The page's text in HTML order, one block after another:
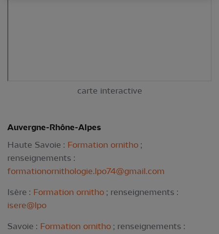
carte interactive
Auvergne-Rhône-Alpes
Haute Savoie : Formation ornitho ;
renseignements :
formationornithologie.lpo74@gmail.com
Isère : Formation ornitho ; renseignements :
isere@lpo
Savoie : Formation ornitho ; renseignements :